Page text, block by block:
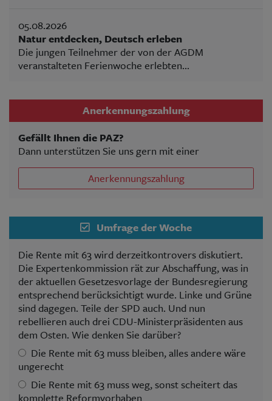
05.08.2026
Natur entdecken, Deutsch erleben
Die jungen Teilnehmer der von der AGDM
veranstalteten Ferienwoche erlebten...
Anerkennungszahlung
Gefällt Ihnen die PAZ?
Dann unterstützen Sie uns gern mit einer
Anerkennungszahlung
Umfrage der Woche
Die Rente mit 63 wird derzeitkontrovers diskutiert.
Die Expertenkommission rät zur Abschaffung, was in
der aktuellen Gesetzesvorlage der Bundesregierung
entsprechend berücksichtigt wurde. Linke und Grüne
sind dagegen. Teile der SPD auch. Und nun
rebellieren auch drei CDU-Ministerpräsidenten aus
dem Osten. Wie denken Sie darüber?
Die Rente mit 63 muss bleiben, alles andere wäre
ungerecht
Die Rente mit 63 muss weg, sonst scheitert das
komplette Reformvorhaben